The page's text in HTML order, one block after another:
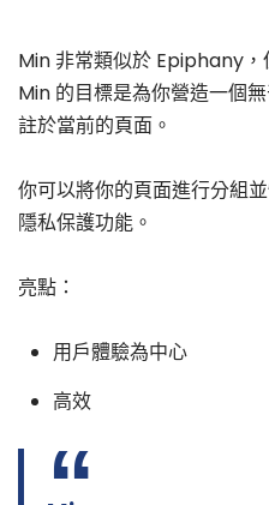
Min 非常類似於 Epiphany，
Min 的目標是為你營造一個
註於當前的頁面。
你可以將你的頁面進行分組
隱私保護功能。
亮點：
用戶體驗為中心
高效